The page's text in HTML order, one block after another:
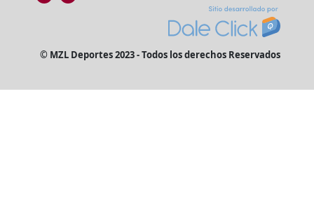
© MZL Deportes 2023 - Todos los derechos Reservados